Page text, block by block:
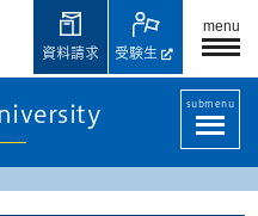
menu
受験生
資料請求
submenu